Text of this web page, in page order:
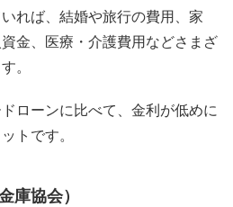
れば、結婚や旅行の費用、家
金、医療・介護費用などさまざ
。
ローンに比べて、金利が低めに
トです。
庫協会）